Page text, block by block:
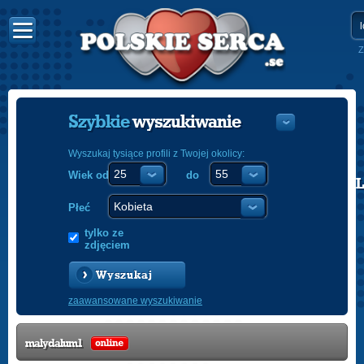
POLISH
Szybkiewyszukiwanie
Wyszukaj tysiące profili z Twojej okolicy:
Wiek od do
Płeć
tylko ze
zdjęciem
Wyszukaj
zaawansowane wyszukiwanie
malydalum1